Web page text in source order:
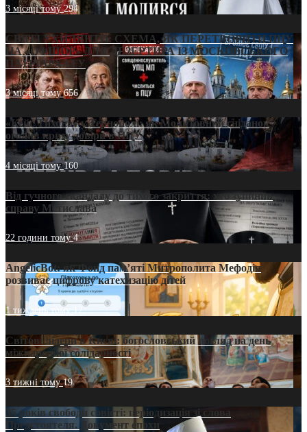
3 місяці тому294
СВЯТІ УХИЛЯНТИ: СХЕМА, ЯК ПЕРЕТВОРИТИ ПЦУ
НА «ОФШОР» ДЛЯ ДЕЗЕРТИРА ІЗ МОСКОВСЬКОГО
ПАТРІАРХАТУ
3 місяці тому656
«Кейс Тихона» у Тернополі: як Молитовний сніданок
оголив кризу довіри в ПЦУ
4 місяці тому160
Від гучного скандалу до тихого закриття: хто зупинив
справу Мстислава
22 години тому4
AngelicBot: як Фонд пам’яті Митрополита Мефодія
розвиває цифрову катехизацію дітей
1 тиждень тому12
Світові лідери в Києві: богословський погляд на день
міжнародної солідарності
3 тижні тому19
35 років свободи совісті: періодизація зі слова
Предстоятеля. Документ епохи